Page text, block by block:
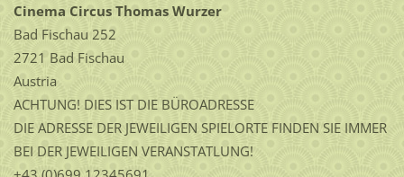
Cinema Circus Thomas Wurzer
Bad Fischau 252
2721 Bad Fischau
Austria
ACHTUNG! DIES IST DIE BÜROADRESSE
DIE ADRESSE DER JEWEILIGEN SPIELORTE FINDEN SIE IMMER
BEI DER JEWEILIGEN VERANSTATLUNG!